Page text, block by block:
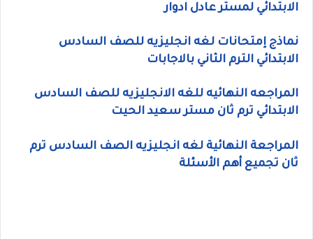
الابتدائي لمستر عادل ادوار
نماذج إمتحانات لغه انجليزيه للصف السادس
الابتدائي الترم الثاني بالاجابات
المراجعه النهائيه للغه الانجليزيه للصف السادس
الابتدائي ترم ثان مستر سعيد الحيت
المراجعة النهائية لغه انجليزيه الصف السادس ترم
ثان تجميع أهم الأسئلة